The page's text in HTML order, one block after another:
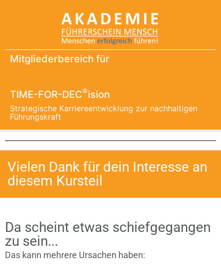
Mitgliederbereich für
TIME-FOR-DEC®ision
Strategische Karriereentwicklung zur nachhaltigen
Führungskraft
Vielen Dank für dein Interesse an
diesem Kursteil
Da scheint etwas schiefgegangen
zu sein...
Das kann mehrere Ursachen haben: